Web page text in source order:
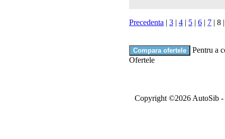
Precedenta | 3 | 4 | 5 | 6 | 7 | 8
Pentru a
Ofertele
Copyright ©2026 AutoSib -